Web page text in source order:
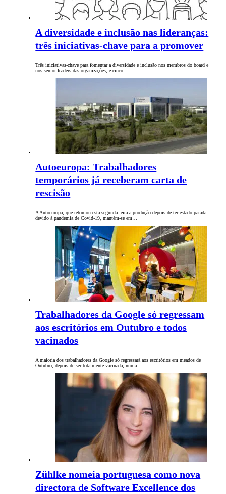
A diversidade e inclusão nas lideranças:
três iniciativas-chave para a promover
Três iniciativas-chave para fomentar a diversidade e inclusão nos membros do board e
nos senior leaders das organizações, e cinco…
Autoeuropa: Trabalhadores
temporários já receberam carta de
rescisão
A Autoeuropa, que retomou esta segunda-feira a produção depois de ter estado parada
devido à pandemia de Covid-19, mantém-se em…
Trabalhadores da Google só regressam
aos escritórios em Outubro e todos
vacinados
A maioria dos trabalhadores da Google só regressará aos escritórios em meados de
Outubro, depois de ser totalmente vacinada, numa…
Zühlke nomeia portuguesa como nova
directora de Software Excellence dos